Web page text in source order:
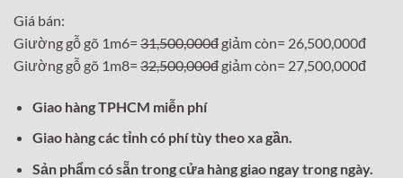
Giá bán:
Giường gỗ gõ 1m6= 31,500,000đ giảm còn= 26,500,000đ
Giường gỗ gõ 1m8= 32,500,000đ giảm còn= 27,500,000đ
Giao hàng TPHCM miễn phí
Giao hàng các tỉnh có phí tùy theo xa gần.
Sản phẩm có sẵn trong cửa hàng giao ngay trong ngày.